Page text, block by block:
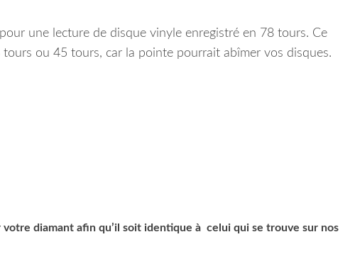
une lecture de disque vinyle enregistré en 78 tours. Ce
ou 45 tours, car la pointe pourrait abîmer vos disques.
diamant afin qu’il soit identique à celui qui se trouve sur nos